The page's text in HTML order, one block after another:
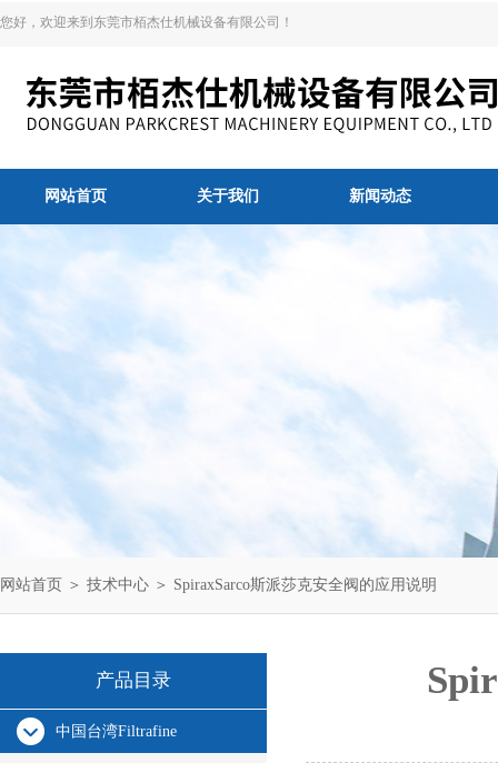
您好，欢迎来到东莞市栢杰仕机械设备有限公司！
网站首页 关于我们 新闻动态
网站首页 ＞ 技术中心 ＞ SpiraxSarco斯派莎克安全阀的应用说明
产品目录
中国台湾Filtrafine